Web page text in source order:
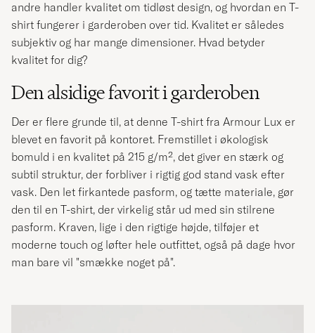
andre handler kvalitet om tidløst design, og hvordan en T-
shirt fungerer i garderoben over tid. Kvalitet er således
subjektiv og har mange dimensioner. Hvad betyder
kvalitet for dig?
Den alsidige favorit i garderoben
Der er flere grunde til, at denne T-shirt fra Armour Lux er
blevet en favorit på kontoret. Fremstillet i økologisk
bomuld i en kvalitet på 215 g/m², det giver en stærk og
subtil struktur, der forbliver i rigtig god stand vask efter
vask. Den let firkantede pasform, og tætte materiale, gør
den til en T-shirt, der virkelig står ud med sin stilrene
pasform. Kraven, lige i den rigtige højde, tilføjer et
moderne touch og løfter hele outfittet, også på dage hvor
man bare vil "smække noget på".